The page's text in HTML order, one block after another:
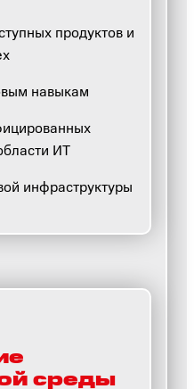
продуктов и
навыкам
ИТ
инфраструктуры
среды